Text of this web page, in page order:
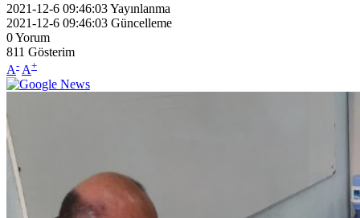
2021-12-6 09:46:03Yayınlanma
2021-12-6 09:46:03 Güncelleme
0Yorum
811 Gösterim
A- A+